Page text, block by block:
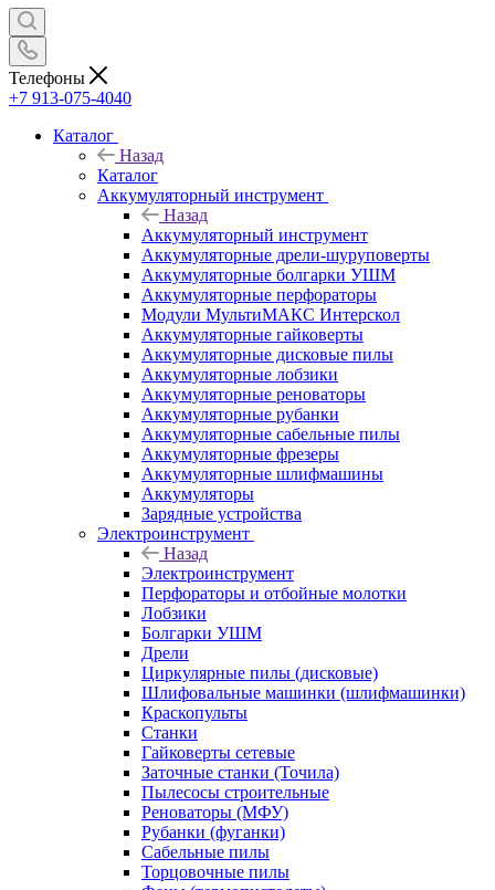
Телефоны
+7 913-075-4040
Каталог
Назад
Каталог
Аккумуляторный инструмент
Назад
Аккумуляторный инструмент
Аккумуляторные дрели-шуруповерты
Аккумуляторные болгарки УШМ
Аккумуляторные перфораторы
Модули МультиМАКС Интерскол
Аккумуляторные гайковерты
Аккумуляторные дисковые пилы
Аккумуляторные лобзики
Аккумуляторные реноваторы
Аккумуляторные рубанки
Аккумуляторные сабельные пилы
Аккумуляторные фрезеры
Аккумуляторные шлифмашины
Аккумуляторы
Зарядные устройства
Электроинструмент
Назад
Электроинструмент
Перфораторы и отбойные молотки
Лобзики
Болгарки УШМ
Дрели
Циркулярные пилы (дисковые)
Шлифовальные машинки (шлифмашинки)
Краскопульты
Станки
Гайковерты сетевые
Заточные станки (Точила)
Пылесосы строительные
Реноваторы (МФУ)
Рубанки (фуганки)
Сабельные пилы
Торцовочные пилы